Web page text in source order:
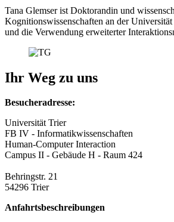
Tana Glemser ist Doktorandin und
Kognitionswissenschaften an der
und die Verwendung erweiterter
Ihr Weg zu uns
Besucheradresse:
Universität Trier
FB IV - Informatikwissenschaften
Human-Computer Interaction
Campus II - Gebäude H - Raum 424
Behringstr. 21
54296 Trier
Anfahrtsbeschreibungen